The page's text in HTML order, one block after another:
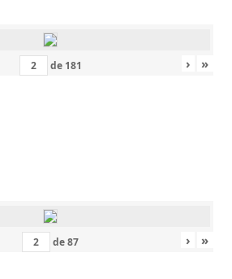
de 181 › »
de87 › »